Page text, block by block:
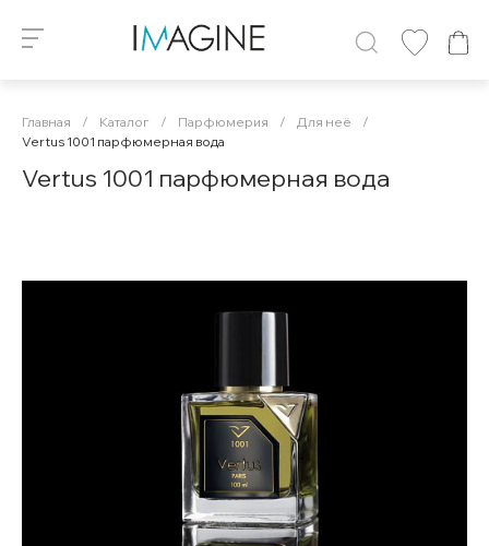
Главная / Каталог / Парфюмерия / Для неё
/
Vertus 1001 парфюмерная вода
Vertus 1001 парфюмерная вода